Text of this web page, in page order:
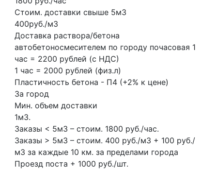
Стоим. доставки свыше 5м3
400руб./м3
Доставка раствора/бетона
автобетоносмесителем по городу почасовая 1
час = 2200 рублей (с НДС)
1 час = 2000 рублей (физ.л)
Пластичность бетона - П4 (+2% к цене)
За город
Мин. объем доставки
1м3.
Заказы < 5м3 – стоим. 1800 руб./час.
Заказы > 5м3 – стоим. 400 руб./м3 + 100 руб./
м3 за каждые 10 км. за пределами города
Проезд поста + 1000 руб./шт.